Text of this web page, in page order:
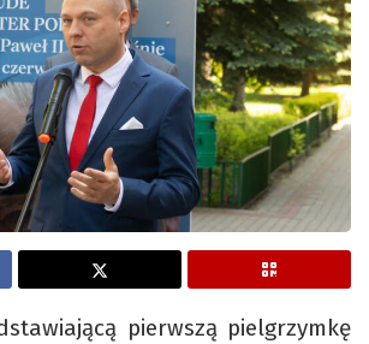
pierwszą pielgrzymkę